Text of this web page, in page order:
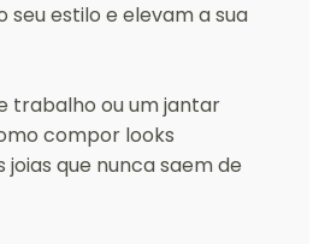
seu estilo e elevam a sua
trabalho ou um jantar
compor looks
que nunca saem de